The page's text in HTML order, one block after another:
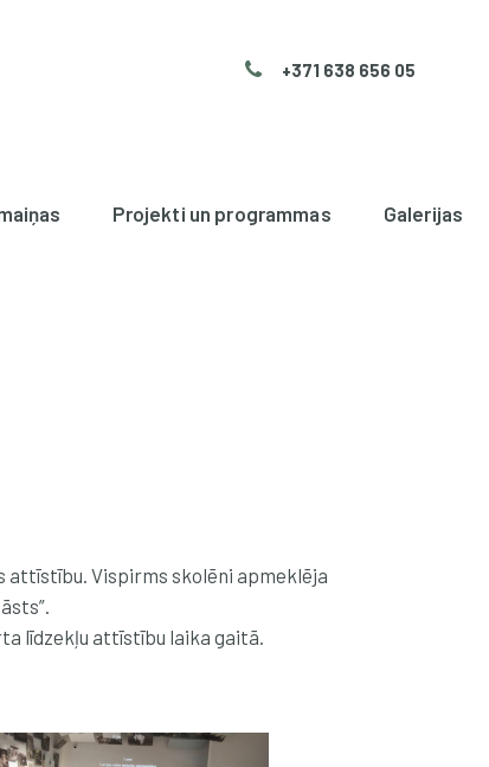
+371 638 656 05
Projekti un programmas Galerijas
attīstību. Vispirms skolēni apmeklēja
līdzekļu attīstību laika gaitā.